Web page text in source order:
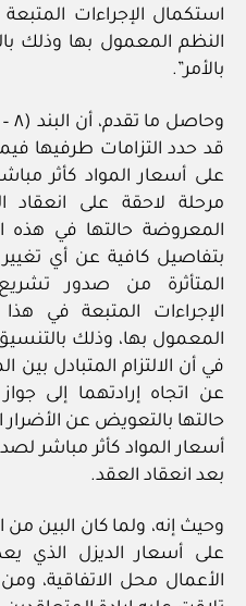
استكمال الإجراءات
النظم المعمول بها وذلك
بالأمر”.
قد حدد التزامات طرفيها
على أسعار المواد كأثر
مرحلة لاحقة على انعقاد
المعروضة حالتها في هذه
بتفاصيل كافية عن أي
المتأثرة من صدور
الإجراءات المتبعة في
المعمول بها، وذلك
في أن الالتزام المتبادل بين
عن اتجاه إرادتهما إلى
حالتها بالتعويض عن الأضرار
أسعار المواد كأثر مباشر
بعد انعقاد العقد.
وحيث إنه، ولما كان البين
على أسعار الديزل الذي
الأعمال محل الاتفاقية،